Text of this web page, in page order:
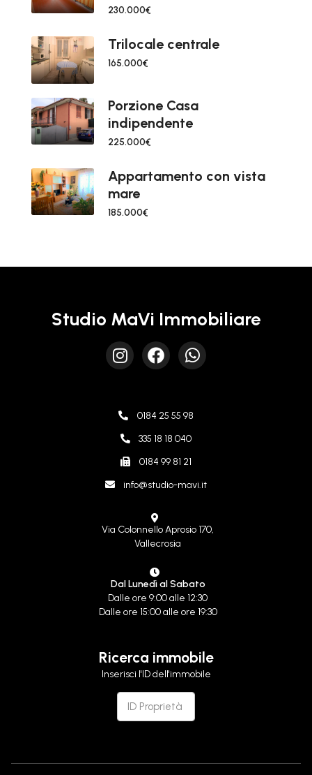
230.000€
Trilocale centrale
165.000€
Porzione Casa
indipendente
225.000€
Appartamento con vista
mare
185.000€
Studio MaVi Immobiliare
0184 25 55 98
335 18 18 040
0184 99 81 21
info@studio-mavi.it
Via Colonnello Aprosio 170,
Vallecrosia
Dal Lunedì al Sabato
Dalle ore 9:00 alle 12:30
Dalle ore 15:00 alle ore 19:30
Ricerca immobile
Inserisci l'ID dell'immobile